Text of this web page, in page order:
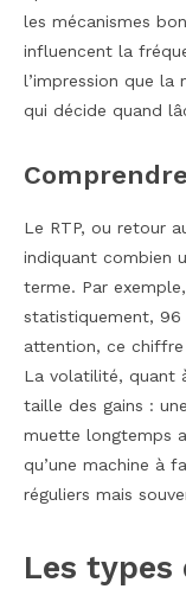
les mécanismes
influencent la
l’impression que la
qui décide quand
Le RTP, ou retour
indiquant combien
terme. Par
statistiquement, 96
attention, ce chiffre
La volatilité, quant
taille des gains :
muette longtemps
qu’une machine à
réguliers mais
Les types